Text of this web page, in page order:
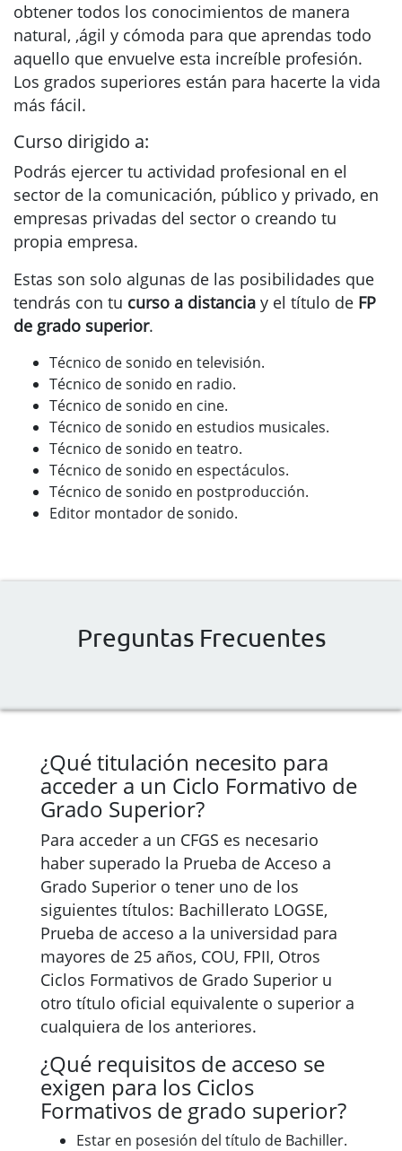
obtener todos los conocimientos de manera
natural, ,ágil y cómoda para que aprendas todo
aquello que envuelve esta increíble profesión.
Los grados superiores están para hacerte la vida
más fácil.
Curso dirigido a:
Podrás ejercer tu actividad profesional en el
sector de la comunicación, público y privado, en
empresas privadas del sector o creando tu
propia empresa.
Estas son solo algunas de las posibilidades que
tendrás con tu curso a distancia y el título de FP
de grado superior.
Técnico de sonido en televisión.
Técnico de sonido en radio.
Técnico de sonido en cine.
Técnico de sonido en estudios musicales.
Técnico de sonido en teatro.
Técnico de sonido en espectáculos.
Técnico de sonido en postproducción.
Editor montador de sonido.
Preguntas Frecuentes
¿Qué titulación necesito para
acceder a un Ciclo Formativo de
Grado Superior?
Para acceder a un CFGS es necesario
haber superado la Prueba de Acceso a
Grado Superior o tener uno de los
siguientes títulos: Bachillerato LOGSE,
Prueba de acceso a la universidad para
mayores de 25 años, COU, FPII, Otros
Ciclos Formativos de Grado Superior u
otro título oficial equivalente o superior a
cualquiera de los anteriores.
¿Qué requisitos de acceso se
exigen para los Ciclos
Formativos de grado superior?
Estar en posesión del título de Bachiller.